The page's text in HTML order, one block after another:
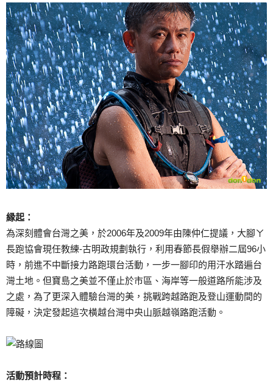
縁起：
為深刻體會台灣之美，於2006年及2009年由陳仲仁提議，大腳ㄚ
長跑協會現任教練-古明政規劃執行，利用春節長假舉辦二屆96小
時，前進不中斷接力路跑環台活動，一步一腳印的用汗水踏遍台
灣土地。但寶島之美並不僅止於市區、海岸等一般道路所能涉及
之處，為了更深入體驗台灣的美，挑戰跨越路跑及登山運動間的
障礙，決定發起這次橫越台灣中央山脈越嶺路跑活動。
活動預計時程：